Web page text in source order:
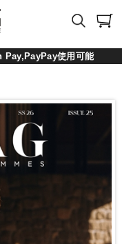
Pay,PayPay使用可能